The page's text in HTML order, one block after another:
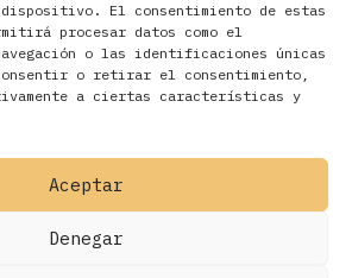
El consentimiento de estas
procesar datos como el
o las identificaciones únicas
o retirar el consentimiento,
a ciertas características y
Aceptar
Denegar